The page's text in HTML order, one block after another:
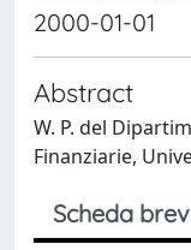
2000-01-01
Abstract
W. P. del
Finanziarie,
Scheda